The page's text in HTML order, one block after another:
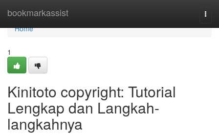
bookmarkassist
Home
Home
1
Kinitoto copyright: Tutorial
Lengkap dan Langkah-
langkahnya